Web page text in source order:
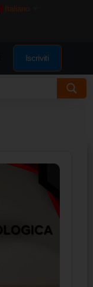
Italiano
Iscriviti